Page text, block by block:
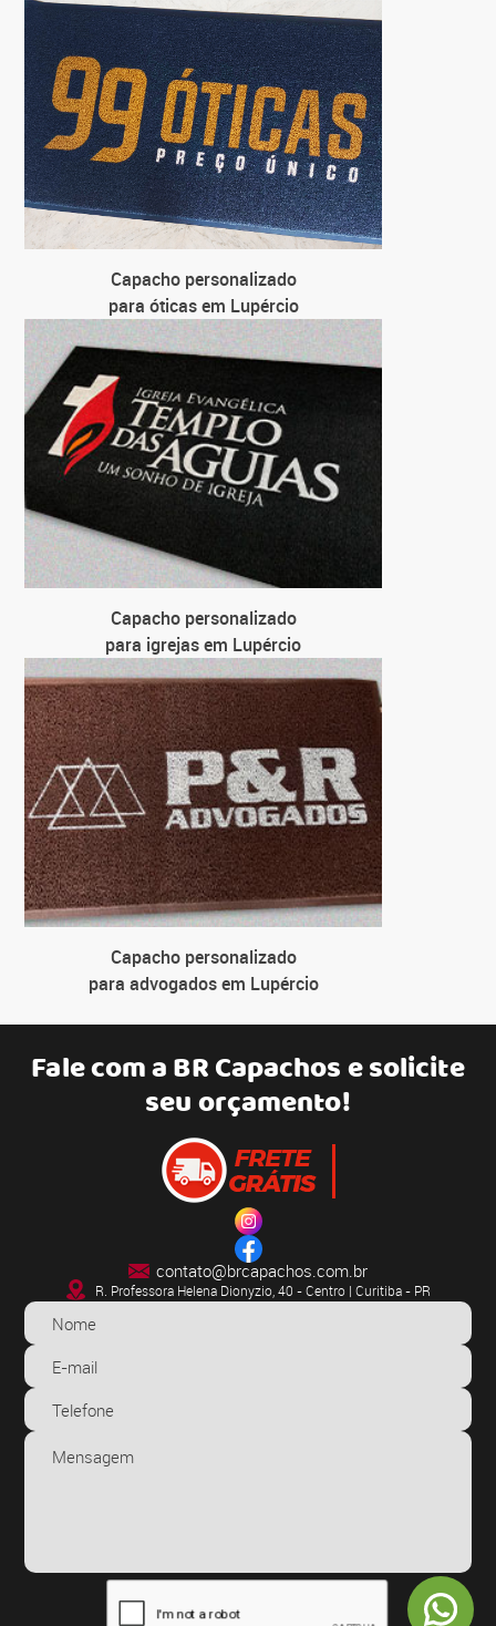
Capacho personalizado
para óticas em Lupércio
Capacho personalizado
para igrejas em Lupércio
Capacho personalizado
para advogados em Lupércio
Fale com aBR Capachose solicite
seu orçamento!
contato@brcapachos.com.br
R. Professora Helena Dionyzio, 40 - Centro | Curitiba - PR